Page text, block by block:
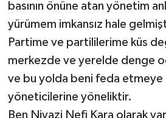
basının önüne atan yönetim
yürümem imkansız hale
Partime ve partililerime küs
merkezde ve yerelde denge
ve bu yolda beni feda
yöneticilerine yöneliktir.
Ben Niyazi Nefi Kara olarak